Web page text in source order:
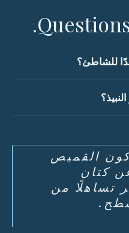
للشاطئ؟
القميص
كتان
تساهلًا من